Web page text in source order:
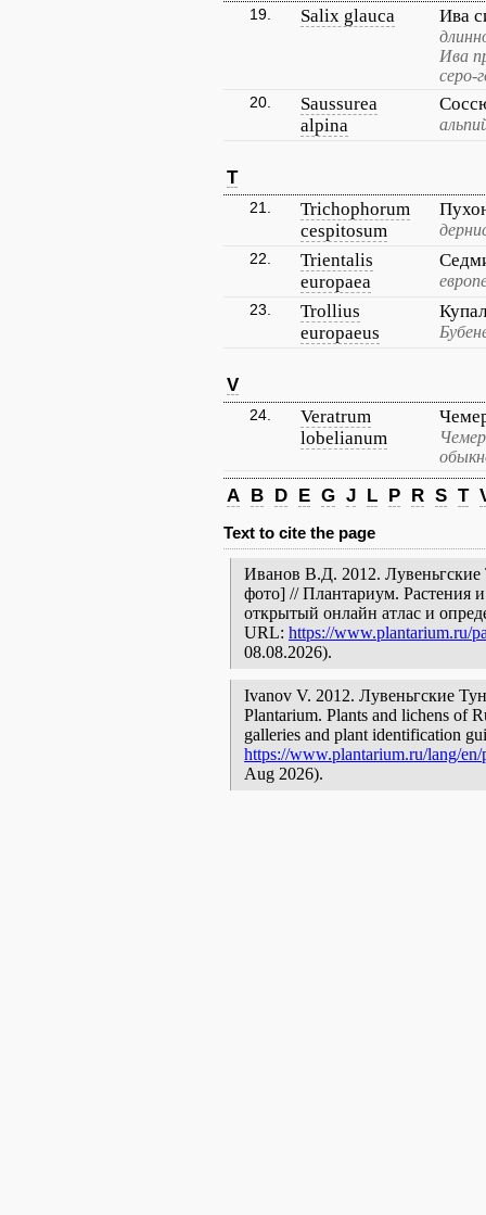
19. Salix glauca Ива
Ива
серо-
20.
Saussurea
alpina
T
21.
Trichophorum
cespitosum
22.
Trientalis
europaea
23.
Trollius
europaeus
V
24.
Veratrum
lobelianum
A B D E G J L P R S T
Text to cite the page
Иванов В.Д. 2012. Лувеньгские
фото] // Плантариум. Растения
открытый онлайн атлас и
URL: https://www.plantarium.ru/
08.08.2026).
Ivanov V. 2012. Лувеньгские
Plantarium. Plants and lichens of
galleries and plant identification
https://www.plantarium.ru/lang/
Aug 2026).